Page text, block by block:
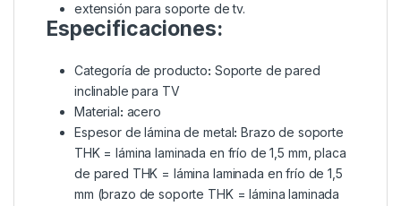
extensión para soporte de tv.
Especificaciones:
Categoría de producto: Soporte de pared
inclinable para TV
Material : acero
Espesor de lámina de metal : Brazo de soporte
THK = lámina laminada en frío de 1,5 mm, placa
de pared THK = lámina laminada en frío de 1,5
mm (brazo de soporte THK = lámina laminada